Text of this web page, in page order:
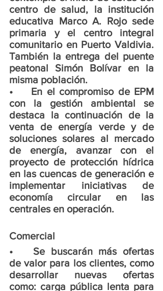
centro de salud, la institución
educativa Marco A. Rojo sede
primaria y el centro integral
comunitario en Puerto Valdivia.
También la entrega del puente
peatonal Simón Bolívar en la
misma población.
•	En el compromiso de EPM
con la gestión ambiental se
destaca la continuación de la
venta de energía verde y de
soluciones solares al mercado
de energía, avanzar con el
proyecto de protección hídrica
en las cuencas de generación e
implementar iniciativas de
economía circular en las
centrales en operación.
Comercial
•	Se buscarán más ofertas
de valor para los clientes, como
desarrollar nuevas ofertas
como: carga pública lenta para